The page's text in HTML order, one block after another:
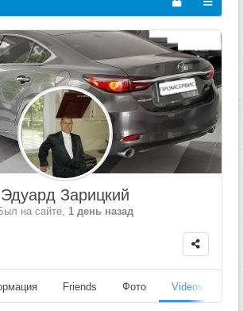
Эдуард Зарицкий
на сайте, 1 день назад
Friends Фото Videos